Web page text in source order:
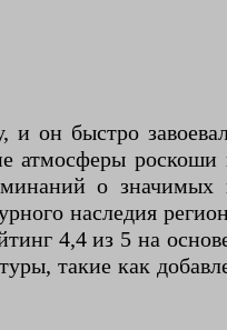
и он быстро
атмосферы
о
наследия
4,4 из 5 на
такие как